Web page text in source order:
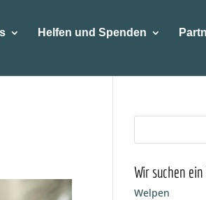
Helfen und Spenden
Wir suchen ein
Welpen